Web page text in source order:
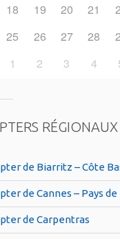
18 19 20 21
25 26 27 28
1 2 3 4
RÉGIONAUX
de Biarritz – Côte
de Cannes – Pays
de Carpentras